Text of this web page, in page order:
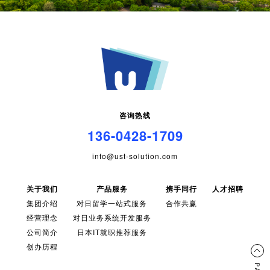
咨询热线
136-0428-1709
info@ust-solution.com
关于我们
集团介绍
经营理念
公司简介
创办历程
产品服务
对日留学一站式服务
对日业务系统开发服务
日本IT就职推荐服务
携手同行
合作共赢
人才招聘